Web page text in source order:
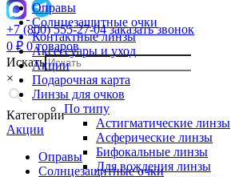
+7 (800) 555-27-04 заказать звонок
0 ₽ 0 товаров
Искать
×
Категории
Акции
Оправы
Солнцезащитные очки
Оправы
Солнцезащитные очки
Контактные линзы
Аксессуары и уход
Акции
Подарочная карта
Линзы для очков
По типу
Астигматические линзы
Асферические линзы
Бифокальные линзы
Для вождения линзы